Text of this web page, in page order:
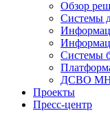
Обзор
Системы
Системы
ДСВО
Проекты
Пресс-центр